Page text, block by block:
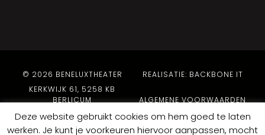
© 2026 BENELUXTHEATER
REALISATIE: BACKBONE IT
KERKWIJK 61, 5258 KB
BERLICUM
ALGEMENE VOORWAARDEN
PRIVACYBELEID
Deze website gebruikt cookies om hem goed te laten
werken. Je kunt je voorkeuren hiervoor aanpassen, mocht